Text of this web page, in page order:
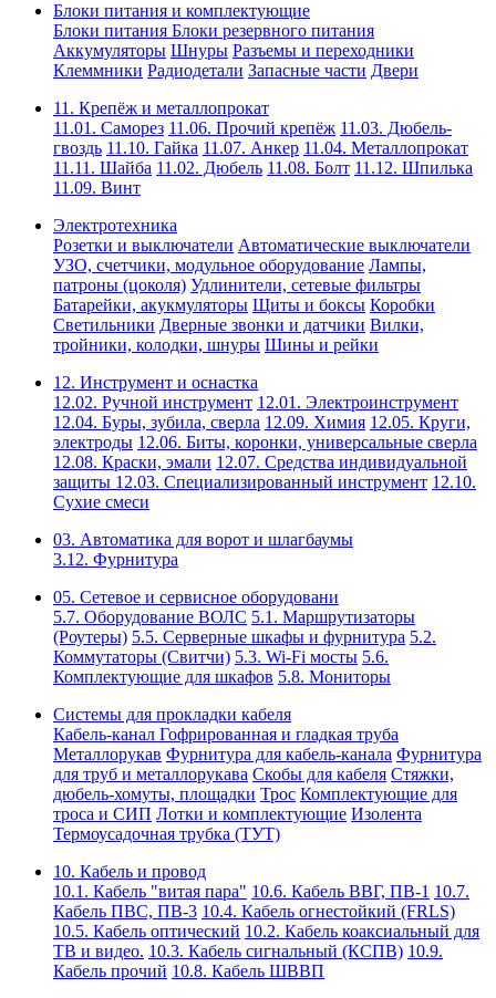
Блоки питания и комплектующие
Блоки питания Блоки резервного питания
Аккумуляторы Шнуры Разъемы и переходники
Клеммники Радиодетали Запасные части Двери
11. Крепёж и металлопрокат
11.01. Саморез 11.06. Прочий крепёж 11.03. Дюбель-
гвоздь 11.10. Гайка 11.07. Анкер 11.04. Металлопрокат
11.11. Шайба 11.02. Дюбель 11.08. Болт 11.12. Шпилька
11.09. Винт
Электротехника
Розетки и выключатели Автоматические выключатели
УЗО, счетчики, модульное оборудование Лампы,
патроны (цоколя) Удлинители, сетевые фильтры
Батарейки, акукмуляторы Щиты и боксы Коробки
Светильники Дверные звонки и датчики Вилки,
тройники, колодки, шнуры Шины и рейки
12. Инструмент и оснастка
12.02. Ручной инструмент 12.01. Электроинструмент
12.04. Буры, зубила, сверла 12.09. Химия 12.05. Круги,
электроды 12.06. Биты, коронки, универсальные сверла
12.08. Краски, эмали 12.07. Средства индивидуальной
защиты 12.03. Специализированный инструмент 12.10.
Сухие смеси
03. Автоматика для ворот и шлагбаумы
3.12. Фурнитура
05. Сетевое и сервисное оборудовани
5.7. Оборудование ВОЛС 5.1. Маршрутизаторы
(Роутеры) 5.5. Серверные шкафы и фурнитура 5.2.
Коммутаторы (Свитчи) 5.3. Wi-Fi мосты 5.6.
Комплектующие для шкафов 5.8. Мониторы
Системы для прокладки кабеля
Кабель-канал Гофрированная и гладкая труба
Металлорукав Фурнитура для кабель-канала Фурнитура
для труб и металлорукава Скобы для кабеля Стяжки,
дюбель-хомуты, площадки Трос Комплектующие для
троса и СИП Лотки и комплектующие Изолента
Термоусадочная трубка (ТУТ)
10. Кабель и провод
10.1. Кабель "витая пара" 10.6. Кабель ВВГ, ПВ-1 10.7.
Кабель ПВС, ПВ-3 10.4. Кабель огнестойкий (FRLS)
10.5. Кабель оптический 10.2. Кабель коаксиальный для
ТВ и видео. 10.3. Кабель сигнальный (КСПВ) 10.9.
Кабель прочий 10.8. Кабель ШВВП